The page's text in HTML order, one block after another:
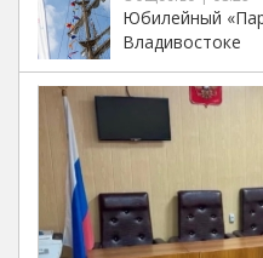
Юбилейный
Владивостоке